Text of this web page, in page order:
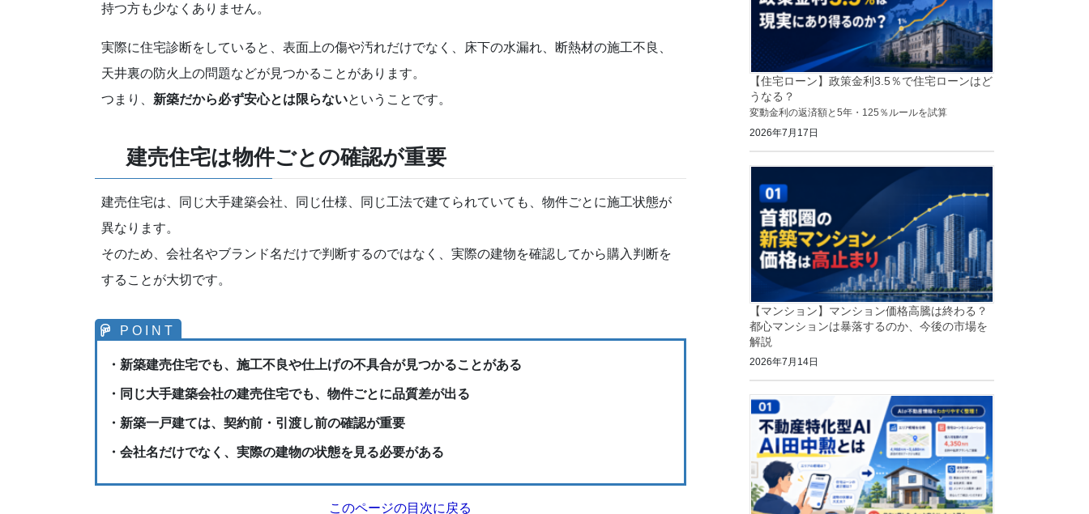
持つ方も少なくありません。
実際に住宅診断をしていると、表面上の傷や汚れだけでなく、床下の水漏れ、断熱材の施工不良、
天井裏の防火上の問題などが見つかることがあります。
つまり、 新築だから必ず安心とは限らないということです。
建売住宅は物件ごとの確認が重要
建売住宅は、同じ大手建築会社、同じ仕様、同じ工法で建てられていても、物件ごとに施工状態が
異なります。
そのため、会社名やブランド名だけで判断するのではなく、実際の建物を確認してから購入判断を
することが大切です。
・新築建売住宅でも、施工不良や仕上げの不具合が見つかることがある
・同じ大手建築会社の建売住宅でも、物件ごとに品質差が出る
・新築一戸建ては、契約前・引渡し前の確認が重要
・会社名だけでなく、実際の建物の状態を見る必要がある
このページの目次に戻る
【住宅ローン】政策金利3.5％で住宅ローンはど
うなる？
変動金利の返済額と5年・125％ルールを試算
2026年7月17日
【マンション】マンション価格高騰は終わる？
都心マンションは暴落するのか、今後の市場を
解説
2026年7月14日